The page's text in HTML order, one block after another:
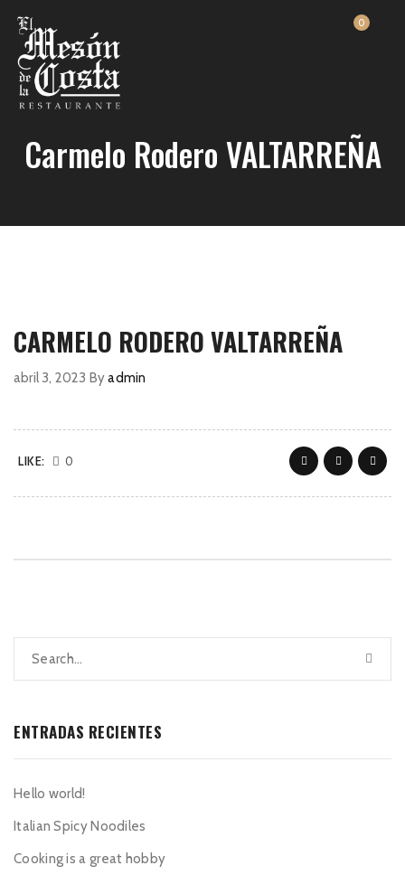
0
Carmelo Rodero VALTARREÑA
CARMELO RODERO VALTARREÑA
abril 3, 2023 Byadmin
LIKE: 0
ENTRADAS RECIENTES
Hello world!
Italian Spicy Noodiles
Cooking is a great hobby